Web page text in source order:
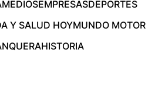
MEDIOSEMPRESASDEPORTES
Y SALUD HOYMUNDO MOTOR
HISTORIA